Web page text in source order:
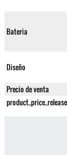
Bateria
Diseño
Precio de venta